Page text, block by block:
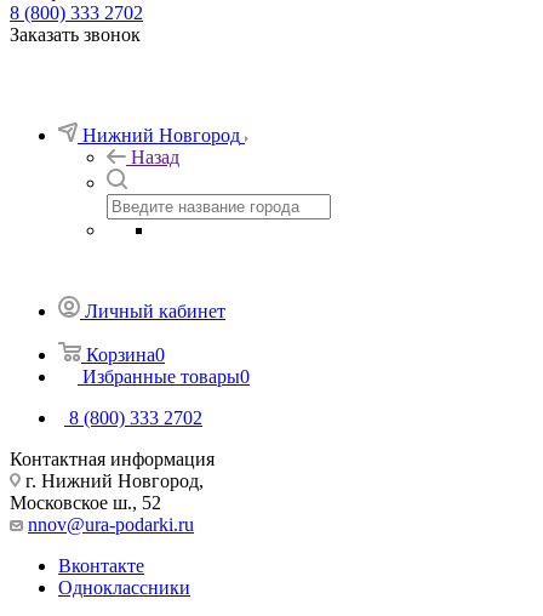
8 (800) 333 2702
Заказать звонок
Нижний Новгород
Назад
Личный кабинет
Корзина0
Избранные товары0
8 (800) 333 2702
Контактная информация
г. Нижний Новгород,
Московское ш., 52
nnov@ura-podarki.ru
Вконтакте
Одноклассники